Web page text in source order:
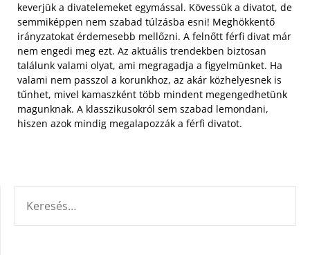
keverjük a divatelemeket egymással. Kövessük a divatot, de
semmiképpen nem szabad túlzásba esni! Meghökkentő
irányzatokat érdemesebb mellőzni. A felnőtt férfi divat már
nem engedi meg ezt. Az aktuális trendekben biztosan
találunk valami olyat, ami megragadja a figyelmünket. Ha
valami nem passzol a korunkhoz, az akár közhelyesnek is
tűnhet, mivel kamaszként több mindent megengedhetünk
magunknak. A klasszikusokról sem szabad lemondani,
hiszen azok mindig megalapozzák a férfi divatot.